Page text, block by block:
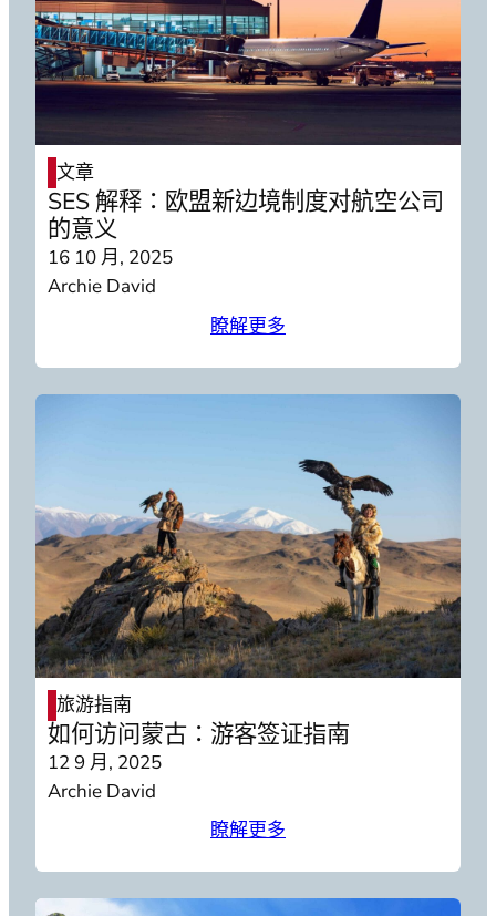
文章
SES 解释：欧盟新边境制度对航空公司
的意义
16 10 月, 2025
Archie David
瞭解更多
旅游指南
如何访问蒙古：游客签证指南
12 9 月, 2025
Archie David
瞭解更多